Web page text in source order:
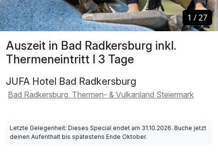
Auszeit in Bad Radkersburg inkl.
Thermeneintritt I 3 Tage
JUFA Hotel Bad Radkersburg
Bad Radkersburg, Thermen- & Vulkanland Steiermark
1 /27
1 /27
Letzte Gelegenheit: Dieses Special endet am 31.10.2026. Buche jetzt
deinen Aufenthalt bis spätestens Ende Oktober.